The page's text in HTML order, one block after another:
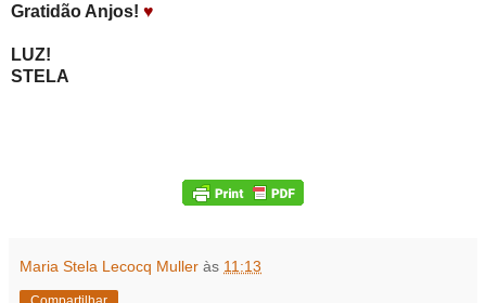
Gratidão Anjos! ♥
LUZ!
STELA
Maria Stela Lecocq Muller às 11:13